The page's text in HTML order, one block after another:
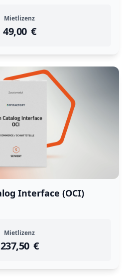
Mietlizenz
49,00 €
instock
Return Policy
Interface (OCI)
Mietlizenz
237,50 €
instock
Return Policy